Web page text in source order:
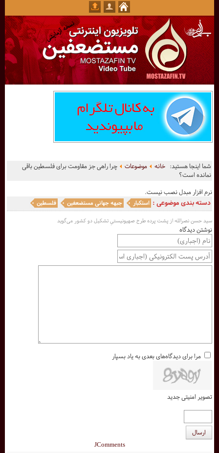
شما اینجا هستید:خانه موضوعات
چرا راهی جز مقاومت برای فلسطین باقی
نمانده است؟
نرم افزار مبدل نصب نیست.
دسته بندی موضوعی : استکبار جبهه جهانی مستضعفین فلسطین
سید حسن نصرالله از پشت پرده طرح صهیونیستیِ تشکیل دو کشور می‌گوید
نوشتن دیدگاه
مرا برای دیدگاه‌های بعدی به یاد بسپار
تصویر امنیتی جدید
ارسال
JComments